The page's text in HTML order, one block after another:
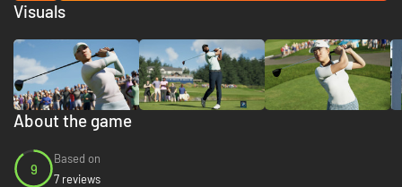
About the game
9
Based on
7 reviews
Visuals